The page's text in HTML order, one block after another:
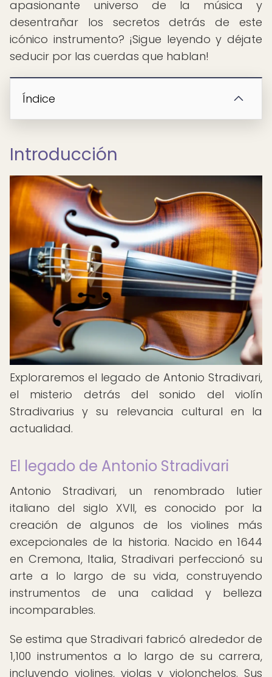
apasionante universo de la música y
desentrañar los secretos detrás de este
icónico instrumento? ¡Sigue leyendo y déjate
seducir por las cuerdas que hablan!
Índice
Introducción
Exploraremos el legado de Antonio Stradivari,
el misterio detrás del sonido del violín
Stradivarius y su relevancia cultural en la
actualidad.
El legado de Antonio Stradivari
Antonio Stradivari, un renombrado lutier
italiano del siglo XVII, es conocido por la
creación de algunos de los violines más
excepcionales de la historia. Nacido en 1644
en Cremona, Italia, Stradivari perfeccionó su
arte a lo largo de su vida, construyendo
instrumentos de una calidad y belleza
incomparables.
Se estima que Stradivari fabricó alrededor de
1,100 instrumentos a lo largo de su carrera,
incluyendo violines, violas y violonchelos. Sus